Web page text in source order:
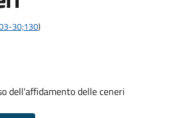
30;130)
dell'affidamento delle ceneri